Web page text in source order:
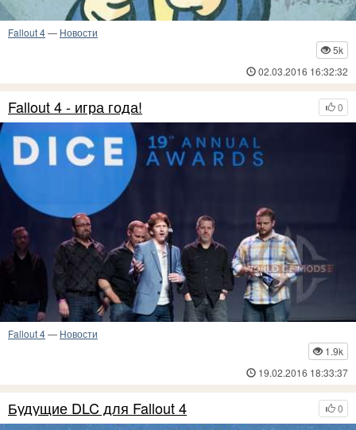
Fallout 4— Новости
5k
02.03.2016 16:32:32
0
Fallout 4 - игра года!
Fallout 4— Новости
1.9k
19.02.2016 18:33:37
0
Будущие DLC для Fallout 4